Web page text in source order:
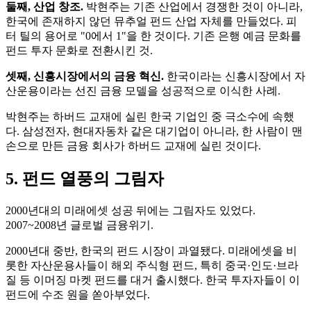
둘째, 산업 창조. 박현주는 기존 산업에서 경쟁한 것이 아니라,
한국에 존재하지 않던 뮤추얼 펀드 산업 자체를 만들었다. 피
터 틸의 용어로 "0에서 1"을 한 것이다. 기존 은행 예금 문화를
펀드 투자 문화로 전환시킨 것.
셋째, 신흥시장에서의 금융 혁신. 한국이라는 신흥시장에서 자
산운용이라는 선진 금융 모델을 성공적으로 이식한 사례.
박현주는 하버드 교재에 실린 한국 기업인 중 극소수에 속했
다. 삼성전자, 현대자동차 같은 대기업이 아니라, 한 사람이 맨
손으로 만든 금융 회사가 하버드 교재에 실린 것이다.
5. 펀드 열풍의 그림자
2000년대의 미래에셋 성공 뒤에는 그림자도 있었다.
2007~2008년 글로벌 금융위기.
2000년대 중반, 한국의 펀드 시장이 과열됐다. 미래에셋을 비
롯한 자산운용사들이 해외 주식형 펀드, 특히 중국·인도·브라
질 등 이머징 마켓 펀드를 대거 출시했다. 한국 투자자들이 이
펀드에 수조 원을 쏟아부었다.